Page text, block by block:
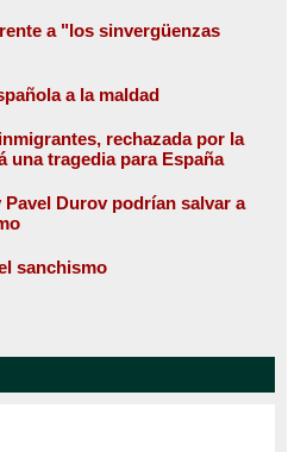
a "los sinvergüenzas
a la maldad
rechazada por la
una tragedia para España
Durov podrían salvar a
sanchismo